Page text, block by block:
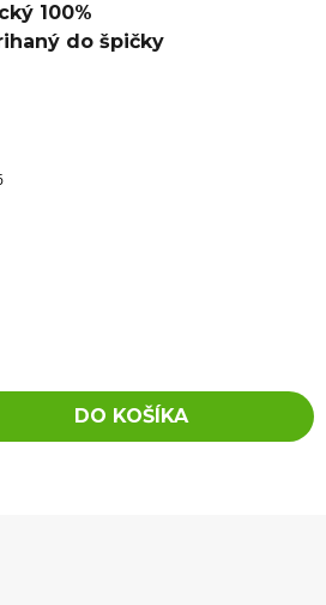
100%
do špičky
DO KOŠÍKA